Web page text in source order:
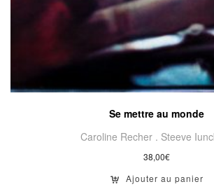
Se mettre au monde
Caroline Recher . Steeve
38,00€
Ajouter au panier